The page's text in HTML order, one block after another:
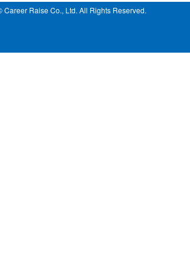
Career Raise Co., Ltd. All Rights Reserved.